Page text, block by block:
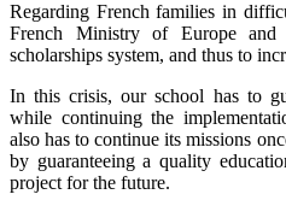
Regarding French families in
French Ministry of Europe and
scholarships system, and thus to
In this crisis, our school has to
while continuing the
also has to continue its missions
by guaranteeing a quality
project for the future.